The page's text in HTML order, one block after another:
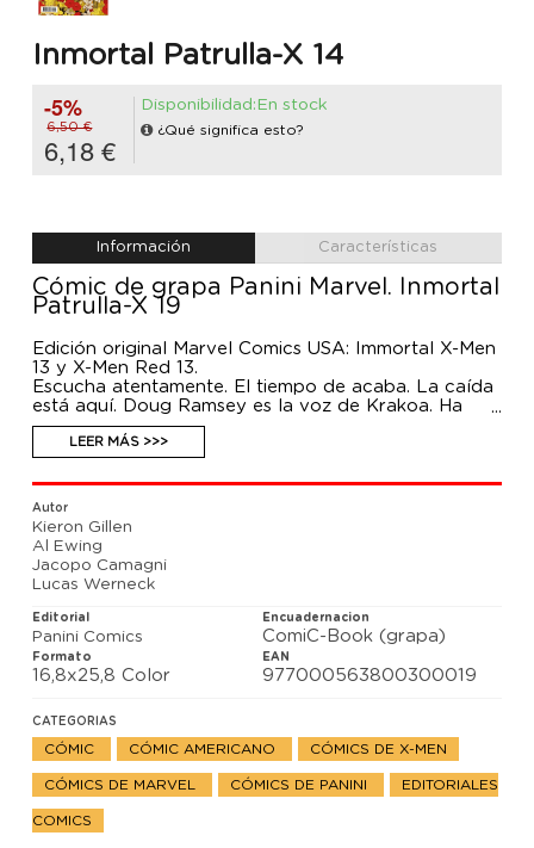
Inmortal Patrulla-X 14
-5%
6,50 €
6,18 €
Disponibilidad:En stock
¿Qué significa esto?
Información Características
Cómic de grapa Panini Marvel. Inmortal
Patrulla-X 19
Edición original Marvel Comics USA: Immortal X-Men
13 y X-Men Red 13.
Escucha atentamente. El tiempo de acaba. La caída
está aquí. Doug Ramsey es la voz de Krakoa. Ha
llegado la hora de que Krakoa hable. Mientras, en
Arakko, Génesis ha vuelto. Pero ¿qué guarda en su
corazón? ¿Es algo que debamos celebrar o temer?
LEER MÁS >>>
Autor
Kieron Gillen
Al Ewing
Jacopo Camagni
Lucas Werneck
Editorial
Panini Comics
Encuadernacion
ComiC-Book (grapa)
Formato
16,8x25,8 Color
EAN
977000563800300019
CATEGORIAS
CÓMIC CÓMIC AMERICANO CÓMICS DE X-MEN
CÓMICS DE MARVEL CÓMICS DE PANINI EDITORIALES
COMICS